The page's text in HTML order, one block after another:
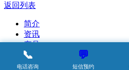
返回列表
📞
电话咨询
💬
短信预约
简介
资讯
产品
案例
动态